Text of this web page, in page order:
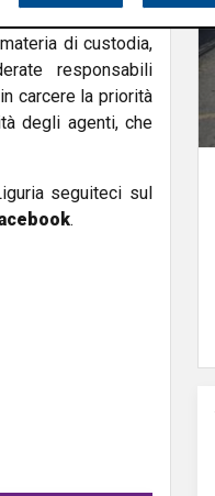
di custodia,
responsabili
carcere la priorità
degli agenti, che
seguiteci sul
.